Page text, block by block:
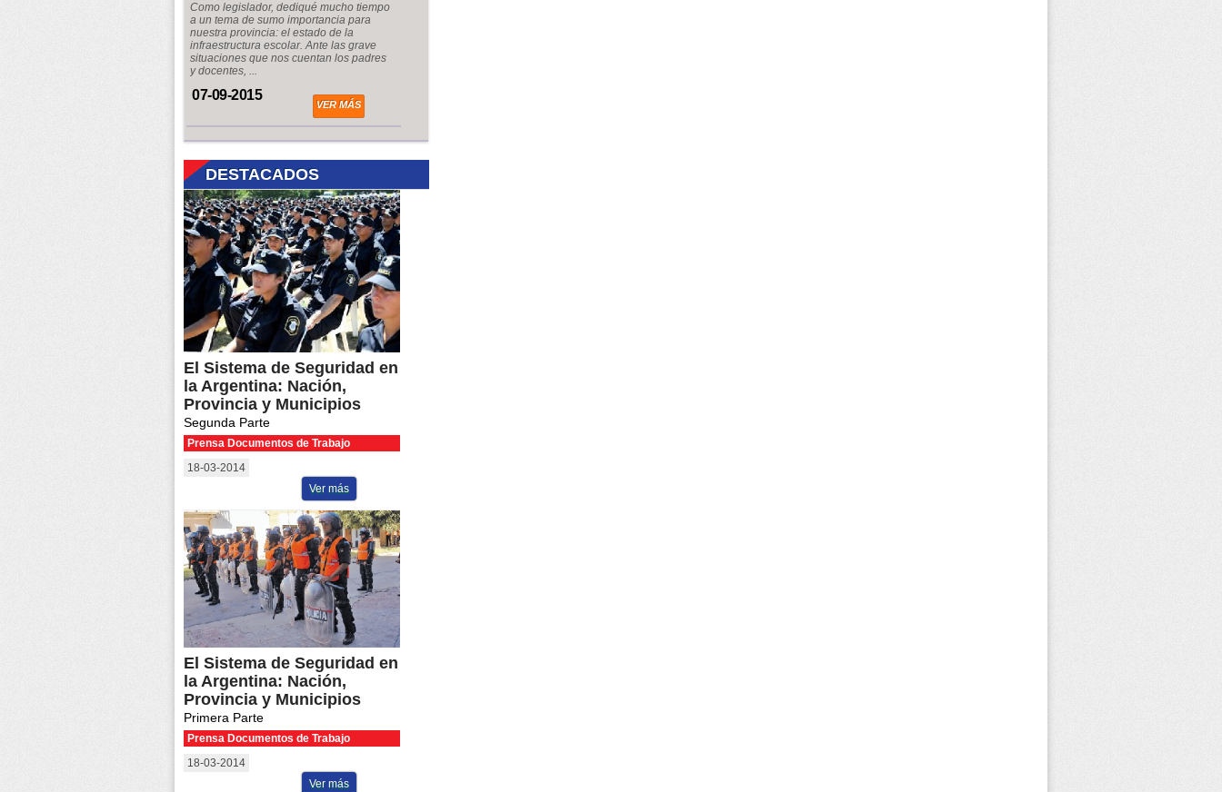
Como legislador, dediqué mucho tiempo
a un tema de sumo importancia para
nuestra provincia: el estado de la
infraestructura escolar. Ante las grave
situaciones que nos cuentan los padres
y docentes, ...
07-09-2015
VER MÁS
DESTACADOS
El Sistema de Seguridad en
la Argentina: Nación,
Provincia y Municipios
Segunda Parte
Prensa Documentos de Trabajo
18-03-2014
Ver más
El Sistema de Seguridad en
la Argentina: Nación,
Provincia y Municipios
Primera Parte
Prensa Documentos de Trabajo
18-03-2014
Ver más